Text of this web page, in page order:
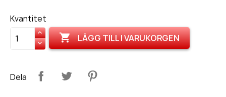
Kvantitet
 LÄGG TILL I VARUKORGEN
Dela